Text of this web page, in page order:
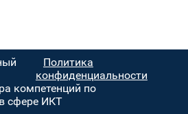
Политика
конфиденциальности
компетенций по
сфере ИКТ